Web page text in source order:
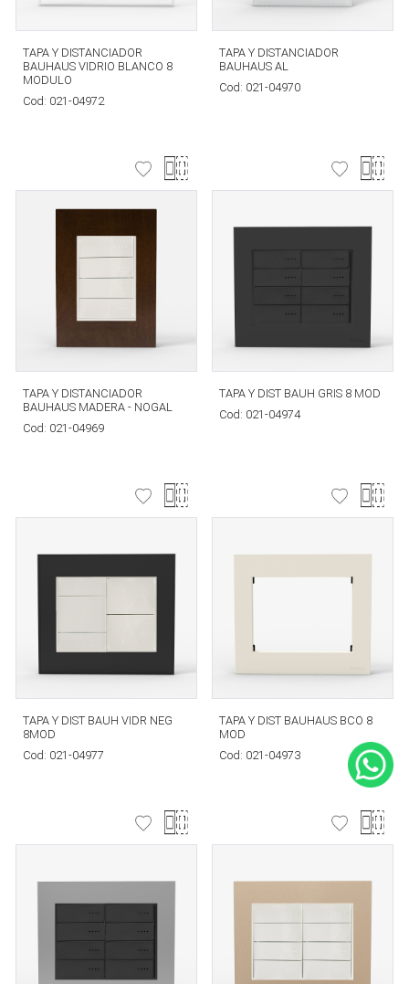
TAPA Y DISTANCIADOR
BAUHAUS VIDRIO BLANCO 8
MODULO
Cod: 021-04972
TAPA Y DISTANCIADOR
BAUHAUS AL
Cod: 021-04970
TAPA Y DISTANCIADOR
BAUHAUS MADERA - NOGAL
Cod: 021-04969
TAPA Y DIST BAUH GRIS 8 MOD
Cod: 021-04974
TAPA Y DIST BAUH VIDR NEG
8MOD
Cod: 021-04977
TAPA Y DIST BAUHAUS BCO 8
MOD
Cod: 021-04973